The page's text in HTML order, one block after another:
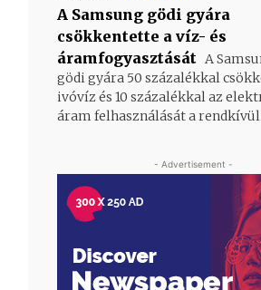
A Samsung gödi gyára
csökkentette a víz- és
áramfogyasztását A
gödi gyára 50 százalékkal
ivóvíz és 10 százalékkal az
áram felhasználását a
- Advertisement -